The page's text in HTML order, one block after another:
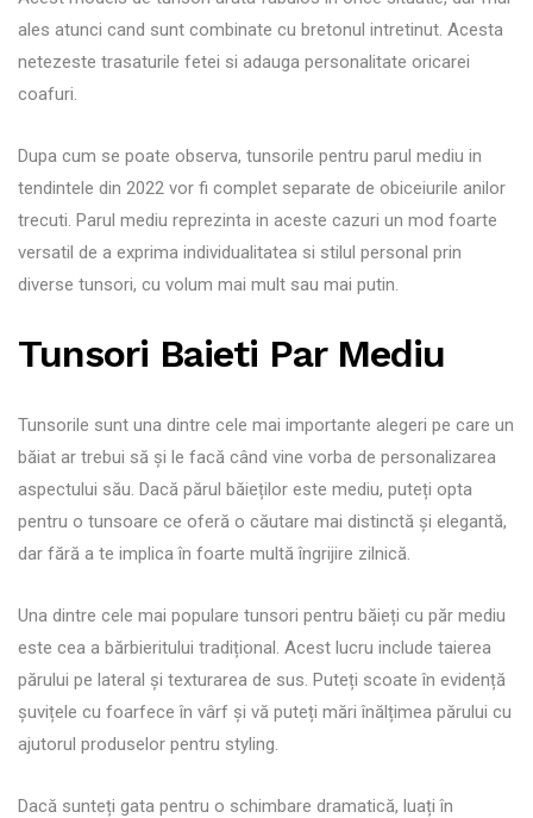
ales atunci cand sunt combinate cu bretonul intretinut. Acesta
netezeste trasaturile fetei si adauga personalitate oricarei
coafuri.
Dupa cum se poate observa, tunsorile pentru parul mediu in
tendintele din 2022 vor fi complet separate de obiceiurile anilor
trecuti. Parul mediu reprezinta in aceste cazuri un mod foarte
versatil de a exprima individualitatea si stilul personal prin
diverse tunsori, cu volum mai mult sau mai putin.
Tunsori Baieti Par Mediu
Tunsorile sunt una dintre cele mai importante alegeri pe care un
băiat ar trebui să și le facă când vine vorba de personalizarea
aspectului său. Dacă părul băieților este mediu, puteți opta
pentru o tunsoare ce oferă o căutare mai distinctă și elegantă,
dar fără a te implica în foarte multă îngrijire zilnică.
Una dintre cele mai populare tunsori pentru băieți cu păr mediu
este cea a bărbieritului tradițional. Acest lucru include taierea
părului pe lateral și texturarea de sus. Puteți scoate în evidență
șuvițele cu foarfece în vârf și vă puteți mări înălțimea părului cu
ajutorul produselor pentru styling.
Dacă sunteți gata pentru o schimbare dramatică, luați în